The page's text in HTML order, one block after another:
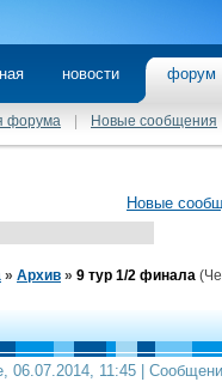
новости
форума Новые сообщения
Новые
» Архив » 9 тур 1/2 финала
06.07.2014, 11:45 |